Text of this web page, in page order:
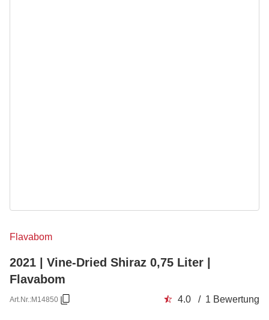
Flavabom
2021 | Vine-Dried Shiraz 0,75 Liter |
Flavabom
Art.Nr.:M14850 4.0 / 1 Bewertung